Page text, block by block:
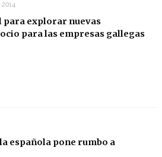
2014
para explorar nuevas
para las empresas gallegas
española pone rumbo a